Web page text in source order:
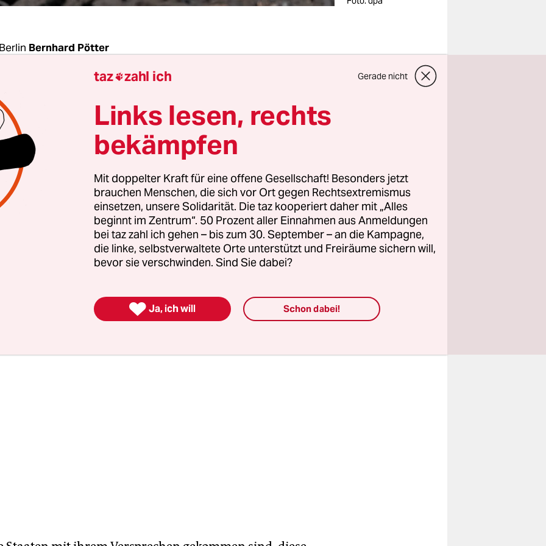
Bernhard Pötter
der G7-Gipfel: „Wir wiederholen die
ineffiziente Subventionen für fossile Brennstoffe, die
fördern, bis 2025 auslaufen zu lassen“, erklärten
und Regierungschefs der sieben größten Industrieländer
letztem Treffen in Rom.
die Regierungen ein Ende der Beihilfen für
Öl. Auch beim Treffen in Kanada wird der Ausstieg
der Tagesordnung stehen. Aber immer noch stecken die
jedes Jahr direkt oder indirekt etwa 100
taz zahl ich Gerade nicht
Links lesen, rechts
bekämpfen
Mit doppelter Kraft für eine offene Gesellschaft! Besonders jetzt
brauchen Menschen, die sich vor Ort gegen Rechtsextremismus
einsetzen, unsere Solidarität. Die taz kooperiert daher mit „Alles
beginnt im Zentrum“. 50 Prozent aller Einnahmen aus Anmeldungen
bei taz zahl ich gehen – bis zum 30. September – an die Kampagne,
die linke, selbstverwaltete Orte unterstützt und Freiräume sichern will,
bevor sie verschwinden. Sind Sie dabei?
 Ja, ich will Schon dabei!